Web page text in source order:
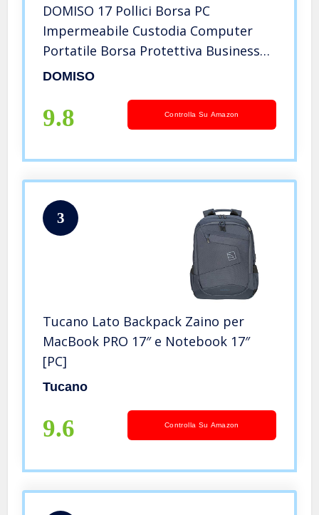
DOMISO 17 Pollici Borsa PC
Impermeabile Custodia Computer
Portatile Borsa Protettiva Business
con Porta di Ricarica USB e Porta
Tablet/Notebook/Ultrabook/Chromebook,
Grigio Scuro
DOMISO
9.8 Controlla Su Amazon
3
Tucano Lato Backpack Zaino per
MacBook PRO 17″ e Notebook 17″
[PC]
Tucano
9.6 Controlla Su Amazon